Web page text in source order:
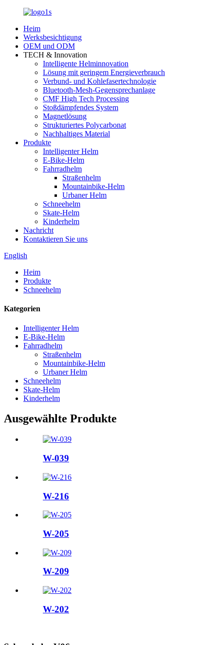
Heim
Werksbesichtigung
OEM und ODM
TECH & Innovation
Intelligente Helminnovation
Lösung mit geringem Energieverbrauch
Verbund- und Kohlefasertechnologie
Bluetooth-Mesh-Gegensprechanlage
CMF High Tech Processing
Stoßdämpfendes System
Magnetlösung
Strukturiertes Polycarbonat
Nachhaltiges Material
Produkte
Intelligenter Helm
E-Bike-Helm
Fahrradhelm
Straßenhelm
Mountainbike-Helm
Urbaner Helm
Schneehelm
Skate-Helm
Kinderhelm
Nachricht
Kontaktieren Sie uns
English
Heim
Produkte
Schneehelm
Kategorien
Intelligenter Helm
E-Bike-Helm
Fahrradhelm
Straßenhelm
Mountainbike-Helm
Urbaner Helm
Schneehelm
Skate-Helm
Kinderhelm
Ausgewählte Produkte
W-039
W-216
W-205
W-209
W-202